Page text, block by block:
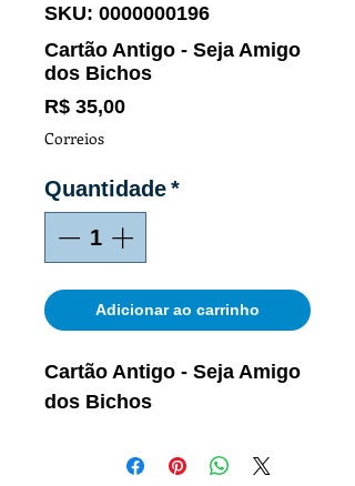
SKU: 0000000196
Cartão Antigo - Seja Amigo
dos Bichos
R$ 35,00Preço
Correios
Quantidade*
Adicionar ao carrinho
Cartão Antigo - Seja Amigo
dos Bichos